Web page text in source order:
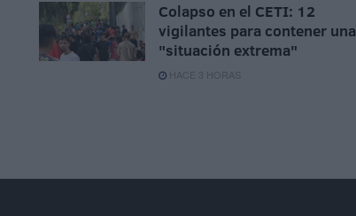
Colapso en el CETI: 12
vigilantes para contener una
"situación extrema"
HACE 3 HORAS